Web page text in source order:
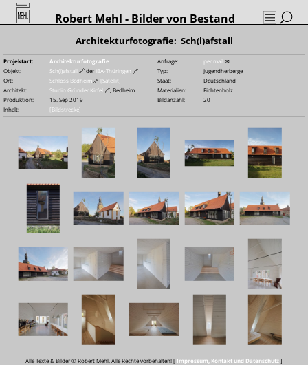
Robert Mehl - Bilder von Bestand
Architekturfotografie: Sch(l)afstall
Projektart: Architekturfotografie Anfrage: per mail ✉
Objekt:
Sch(l)afstall 🔗der IBA-Thüringen 🔗 Typ:
Jugendherberge
Ort:
Schloss Bedheim 🔗 [Satellit] Staat:
Deutschland
Architekt:
Studio Gründer Kirfel 🔗 , Bedheim Materialien:
Fichtenholz
Produktion:
15. Sep 2019 Bildanzahl:
20
Inhalt:
[Bildstrecke]
Alle Texte & Bilder © Robert Mehl. Alle Rechte vorbehalten! [ Impressum, Kontakt und Datenschutz]